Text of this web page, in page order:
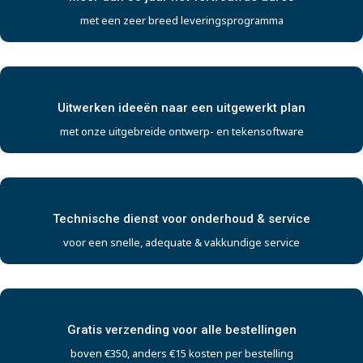
met een zeer breed leveringsprogramma
Uitwerken ideeën naar een uitgewerkt plan
met onze uitgebreide ontwerp- en tekensoftware
Technische dienst voor onderhoud & service
voor een snelle, adequate & vakkundige service
Gratis verzending voor alle bestellingen
boven €350, anders €15 kosten per bestelling